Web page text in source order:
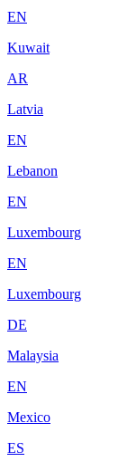
EN
Kuwait
AR
Latvia
EN
Lebanon
EN
Luxembourg
EN
Luxembourg
DE
Malaysia
EN
Mexico
ES